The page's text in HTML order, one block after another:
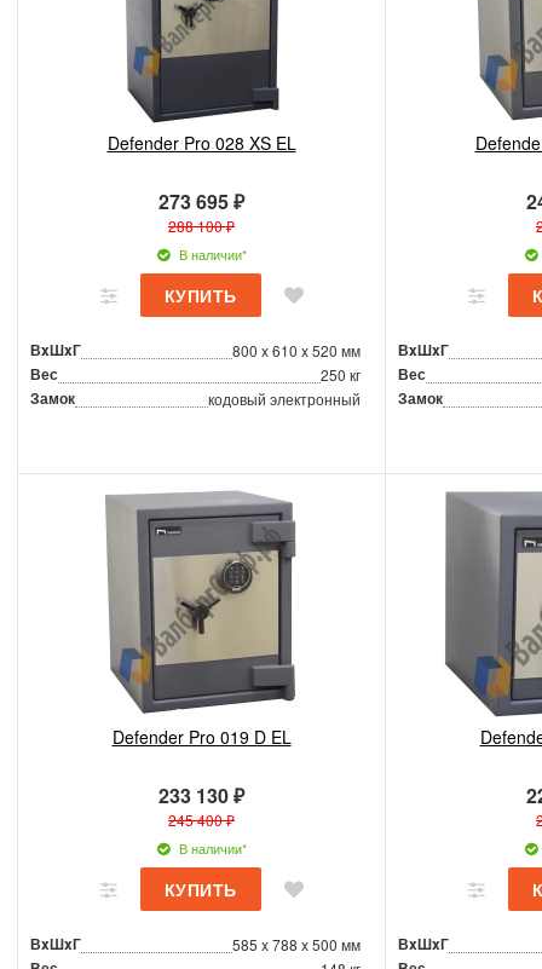
Defender Pro 028 XS EL
273 695 ₽
288 100 ₽
В наличии*
ВxШxГ 800 x 610 x 520 мм
Вес 250 кг
Замок кодовый электронный
ВxШxГ
Вес
Замок
Defender Pro 019 D EL
233 130 ₽
245 400 ₽
В наличии*
ВxШxГ 585 x 788 x 500 мм
ВxШxГ